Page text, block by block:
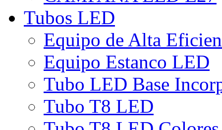
Tubos LED
Equipo de Alta
Equipo Estanco LED
Tubo LED Base
Tubo T8 LED